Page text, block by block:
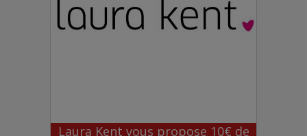
Laura Kent vous propose 10€ de